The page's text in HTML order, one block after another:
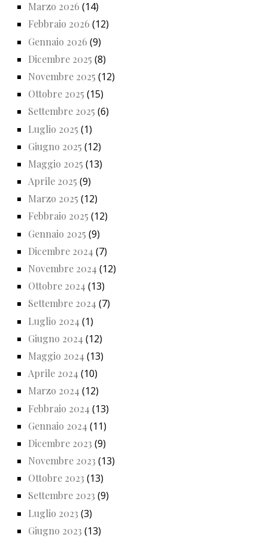
Marzo 2026 (14)
Febbraio 2026 (12)
Gennaio 2026 (9)
Dicembre 2025 (8)
Novembre 2025 (12)
Ottobre 2025 (15)
Settembre 2025 (6)
Luglio 2025 (1)
Giugno 2025 (12)
Maggio 2025 (13)
Aprile 2025 (9)
Marzo 2025 (12)
Febbraio 2025 (12)
Gennaio 2025 (9)
Dicembre 2024 (7)
Novembre 2024 (12)
Ottobre 2024 (13)
Settembre 2024 (7)
Luglio 2024 (1)
Giugno 2024 (12)
Maggio 2024 (13)
Aprile 2024 (10)
Marzo 2024 (12)
Febbraio 2024 (13)
Gennaio 2024 (11)
Dicembre 2023 (9)
Novembre 2023 (13)
Ottobre 2023 (13)
Settembre 2023 (9)
Luglio 2023 (3)
Giugno 2023 (13)